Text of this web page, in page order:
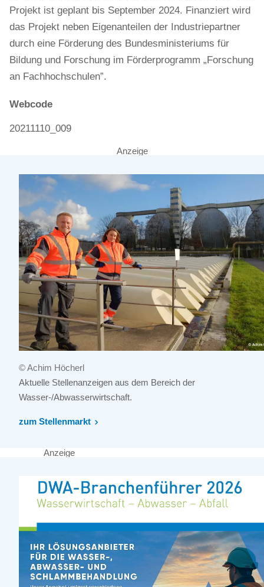
Projekt ist geplant bis September 2024. Finanziert wird
das Projekt neben Eigenanteilen der Industriepartner
durch eine Förderung des Bundesministeriums für
Bildung und Forschung im Förderprogramm „Forschung
an Fachhochschulen”.
Webcode
20211110_009
Anzeige
© Achim Höcherl
Aktuelle Stellenanzeigen aus dem Bereich der
Wasser-/Abwasserwirtschaft.
zum Stellenmarkt
Anzeige